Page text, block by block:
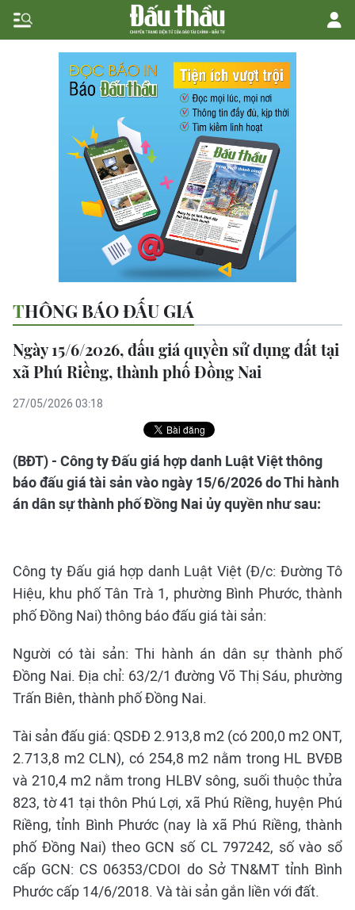
THÔNG BÁO ĐẤU GIÁ
Ngày 15/6/2026, đấu giá quyền sử dụng đất tại
xã Phú Riềng, thành phố Đồng Nai
27/05/2026 03:18
(BĐT) - Công ty Đấu giá hợp danh Luật Việt thông
báo đấu giá tài sản vào ngày 15/6/2026 do Thi hành
án dân sự thành phố Đồng Nai ủy quyền như sau:
Công ty Đấu giá hợp danh Luật Việt (Đ/c: Đường Tô
Hiệu, khu phố Tân Trà 1, phường Bình Phước, thành
phố Đồng Nai) thông báo đấu giá tài sản:
Người có tài sản: Thi hành án dân sự thành phố
Đồng Nai. Địa chỉ: 63/2/1 đường Võ Thị Sáu, phường
Trấn Biên, thành phố Đồng Nai.
Tài sản đấu giá: QSDĐ 2.913,8 m2 (có 200,0 m2 ONT,
2.713,8 m2 CLN), có 254,8 m2 nằm trong HL BVĐB
và 210,4 m2 nằm trong HLBV sông, suối thuộc thửa
823, tờ 41 tại thôn Phú Lợi, xã Phú Riềng, huyện Phú
Riềng, tỉnh Bình Phước (nay là xã Phú Riềng, thành
phố Đồng Nai) theo GCN số CL 797242, số vào sổ
cấp GCN: CS 06353/CDOI do Sở TN&MT tỉnh Bình
Phước cấp 14/6/2018. Và tài sản gắn liền với đất.